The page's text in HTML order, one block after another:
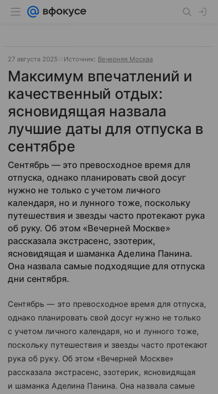
27 августа 2025 Источник: Вечерняя Москва
Максимум впечатлений и
качественный отдых:
ясновидящая назвала
лучшие даты для отпуска в
сентябре
Сентябрь — это превосходное время для
отпуска, однако планировать свой досуг
нужно не только с учетом личного
календаря, но и лунного тоже, поскольку
путешествия и звезды часто протекают рука
об руку. Об этом «Вечерней Москве»
рассказала экстрасенс, эзотерик,
ясновидящая и шаманка Аделина Панина.
Она назвала самые подходящие для отпуска
дни сентября.
Сентябрь — это превосходное время для отпуска,
однако планировать свой досуг нужно не только
с учетом личного календаря, но и лунного тоже,
поскольку путешествия и звезды часто протекают
рука об руку. Об этом «Вечерней Москве»
рассказала экстрасенс, эзотерик, ясновидящая
и шаманка Аделина Панина. Она назвала самые